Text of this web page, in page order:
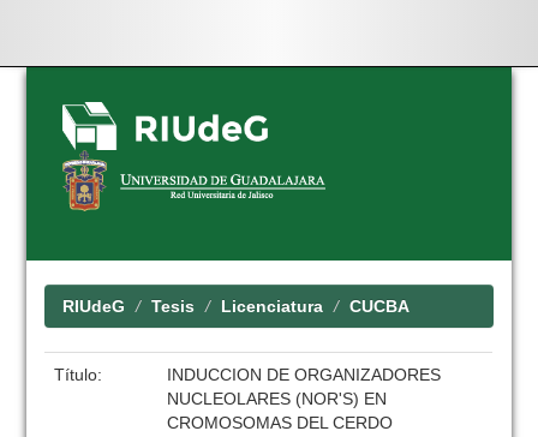
Skip
navigation
RIUdeG Tesis Licenciatura CUCBA
Título:
INDUCCION DE ORGANIZADORES
NUCLEOLARES (NOR'S) EN
CROMOSOMAS DEL CERDO